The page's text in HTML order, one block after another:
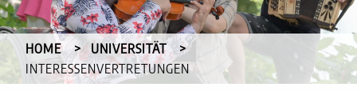
HOME
UNIVERSITÄT
CURRENT:
INTERESSENVERTRETUNGEN